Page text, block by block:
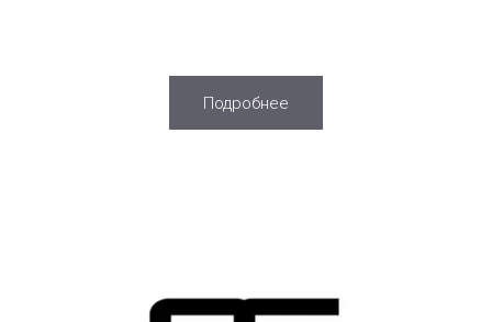
Подробнее